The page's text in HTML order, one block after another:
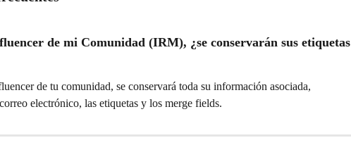
de mi Comunidad (IRM), ¿se conservarán sus etiquetas
de tu comunidad, se conservará toda su información asociada,
electrónico, las etiquetas y los merge fields.